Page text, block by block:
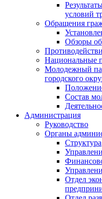
условий
Обращения
Обзоры
Национальные
Молодежный
городского
Состав
Администрация
Руководство
Органы
Структура
Отдел